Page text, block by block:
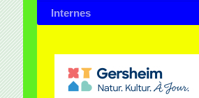
Internes